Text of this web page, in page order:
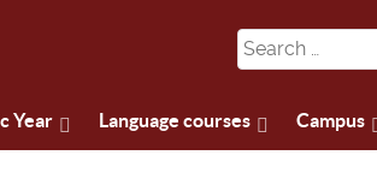
Year Language courses Campus